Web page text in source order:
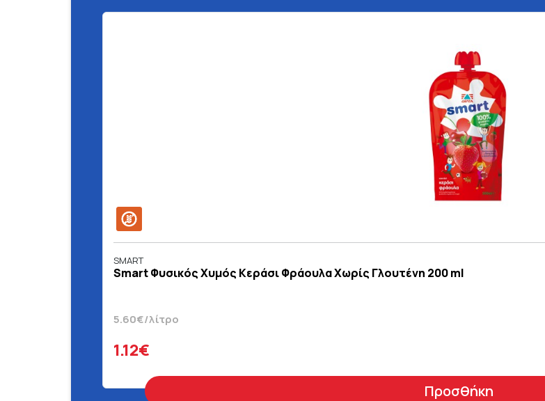
SMART
Smart Φυσικός Χυμός Κεράσι Φράουλα Χωρίς Γλουτένη 200 ml
5.60€/λίτρο
1.12€
Προσθήκη